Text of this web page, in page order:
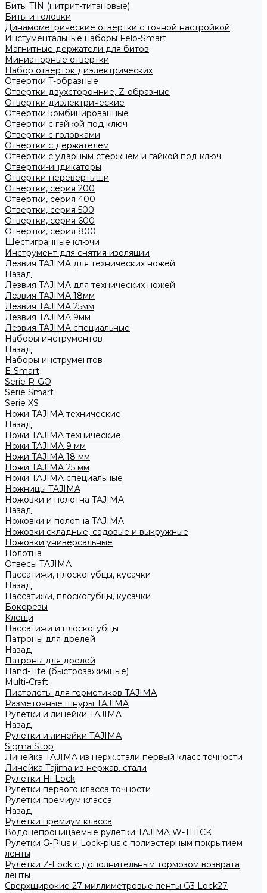
Биты TIN (нитрит-титановые)
Биты и головки
Динамометрические отвертки с точной настройкой
Инстументальные наборы Felo-Smart
Магнитные держатели для битов
Миниатюрные отвертки
Набор отверток диэлектрических
Отвертки T-образные
Отвертки двухсторонние, Z-образные
Отвертки диэлектрические
Отвертки комбинированные
Отвертки с гайкой под ключ
Отвертки с головками
Отвертки с держателем
Отвертки с ударным стержнем и гайкой под ключ
Отвертки-индикаторы
Отвертки-перевертыши
Отвертки, серия 200
Отвертки, серия 400
Отвертки, серия 500
Отвертки, серия 600
Отвертки, серия 800
Шестигранные ключи
Инструмент для снятия изоляции
Лезвия TAJIMA для технических ножей
Назад
Лезвия TAJIMA для технических ножей
Лезвия TAJIMA 18мм
Лезвия TAJIMA 25мм
Лезвия TAJIMA 9мм
Лезвия TAJIMA специальные
Наборы инструментов
Назад
Наборы инструментов
E-Smart
Serie R-GO
Serie Smart
Serie XS
Ножи TAJIMA технические
Назад
Ножи TAJIMA технические
Ножи TAJIMA 9 мм
Ножи TAJIMA 18 мм
Ножи TAJIMA 25 мм
Ножи TAJIMA специальные
Ножницы TAJIMA
Ножовки и полотна TAJIMA
Назад
Ножовки и полотна TAJIMA
Ножовки складные, садовые и выкружные
Ножовки универсальные
Полотна
Отвесы TAJIMA
Пассатижи, плоскогубцы, кусачки
Назад
Пассатижи, плоскогубцы, кусачки
Бокорезы
Клещи
Пассатижи и плоскогубцы
Патроны для дрелей
Назад
Патроны для дрелей
Hand-Tite (быстрозажимные)
Multi-Craft
Пистолеты для герметиков TAJIMA
Разметочные шнуры TAJIMA
Рулетки и линейки TAJIMA
Назад
Рулетки и линейки TAJIMA
Sigma Stop
Линейка TAJIMA из нерж.стали первый класс точности
Линейка Tajima из нержав. стали
Рулетки Hi-Lock
Рулетки первого класса точности
Рулетки премиум класса
Назад
Рулетки премиум класса
Водонепроницаемые рулетки TAJIMA W-THICK
Рулетки G-Plus и Lock-plus с полиэстерным покрытием
ленты
Рулетки Z-Lock с дополнительным тормозом возврата
ленты
Сверхширокие 27 миллиметровые ленты G3 Lock27